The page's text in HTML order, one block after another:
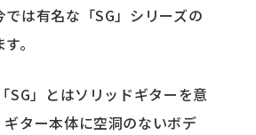
では有名な「SG」シリーズの
。
SG」とはソリッドギターを意
ギター本体に空洞のないボデ